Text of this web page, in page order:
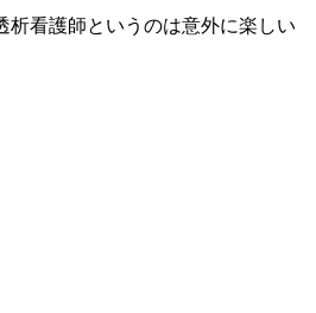
析看護師というのは意外に楽しい